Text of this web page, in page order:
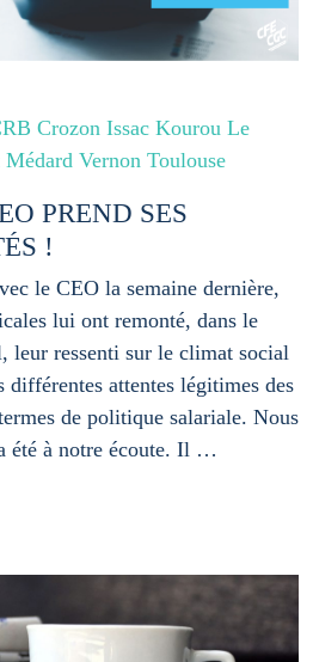
Crozon Issac Kourou Le
Vernon Toulouse
PREND SES
!
le CEO la semaine dernière,
lui ont remonté, dans le
leur ressenti sur le climat social
différentes attentes légitimes des
de politique salariale. Nous
été à notre écoute. Il …